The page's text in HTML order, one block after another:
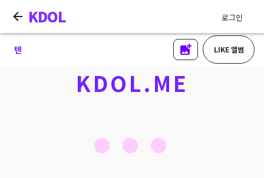
KDOL 로그인
텐 LIKE 앨범
KDOL.ME